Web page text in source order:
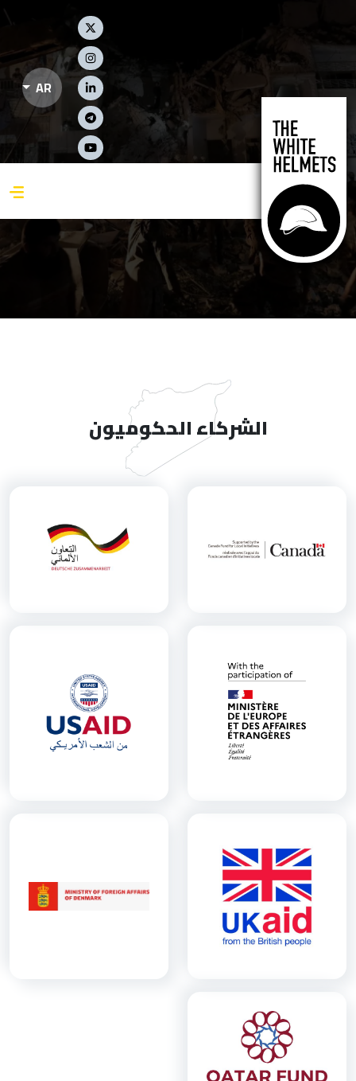
Social Links
AR
الشركاء الحكوميون